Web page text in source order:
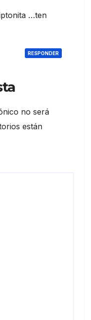
…ten
RESPONDER
no será
están